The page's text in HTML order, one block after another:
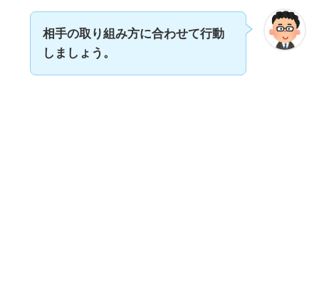
相手の取り組み方に合わせて行動
しましょう。